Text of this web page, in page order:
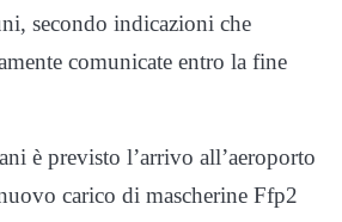
secondo indicazioni che
comunicate entro la fine
è previsto l’arrivo all’aeroporto
carico di mascherine Ffp2